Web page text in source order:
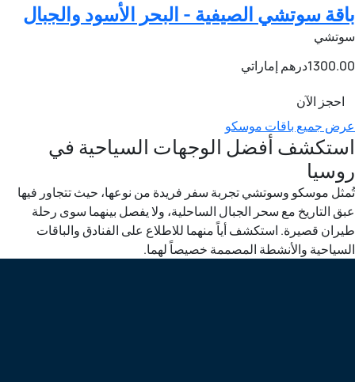
باقة سوتشي الصيفية - البحر الأسود والجبال
سوتشي
1300.00درهم إماراتي
احجز الآن
عرض جميع باقات موسكو
استكشف أفضل الوجهات السياحية في
روسيا
تُمثل موسكو وسوتشي تجربة سفر فريدة من نوعها، حيث تتجاور فيها
عبق التاريخ مع سحر الجبال الساحلية، ولا يفصل بينهما سوى رحلة
طيران قصيرة. استكشف أياً منهما للاطلاع على الفنادق والباقات
السياحية والأنشطة المصممة خصيصاً لهما.